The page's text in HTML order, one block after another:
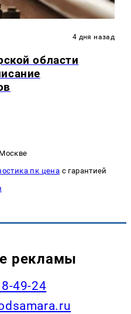
4 дня назад
области
пк цена с гарантией
рекламы
49-24